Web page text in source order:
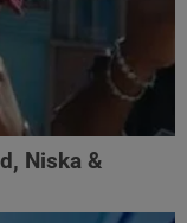
Niska &